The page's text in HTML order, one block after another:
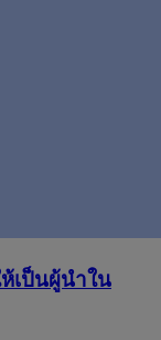
ห้เป็นผู้นำใน